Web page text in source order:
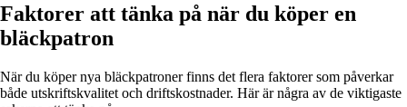
Faktorer att tänka på när du köper en
bläckpatron
När du köper nya bläckpatroner finns det flera faktorer som påverkar
både utskriftskvalitet och driftskostnader. Här är några av de viktigaste